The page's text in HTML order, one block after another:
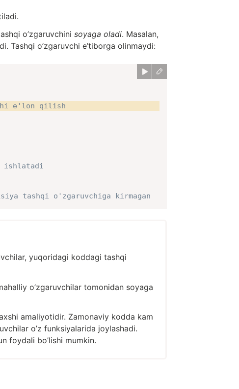
o’zgaruvchini soyaga oladi. Masalan,
Tashqi o’zgaruvchi e’tiborga olinmaydi:
e'lon qilish
ishlatadi
tashqi o'zgaruvchiga kirmagan
yuqoridagi koddagi tashqi
o’zgaruvchilar tomonidan soyaga
amaliyotidir. Zamonaviy kodda kam
o’z funksiyalarida joylashadi.
foydali bo’lishi mumkin.